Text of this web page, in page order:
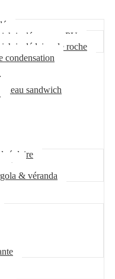
isolé mousse PU
isolé laine de roche
condensation
sandwich
& véranda